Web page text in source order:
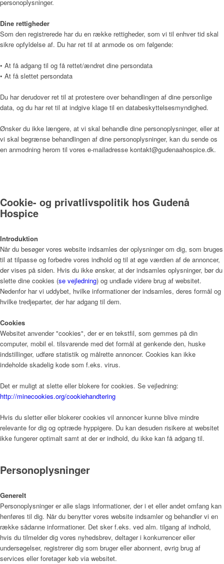
Sådan bliver man henvist
Praktisk information
Frivillig
De frivillige gør en forskel
Frivilligkoordinator
Vagtplan og booking
Pjece om Frivillighed på Gudenå Hospice (PDF)
Formål
Nyheder
Ledige stillinger
personoplysninger.
Dine rettigheder
Som den registrerede har du en række rettigheder, som vi til enhver tid skal
sikre opfyldelse af. Du har ret til at anmode os om følgende:
• At få adgang til og få rettet/ændret dine persondata
• At få slettet persondata
Du har derudover ret til at protestere over behandlingen af dine personlige
data, og du har ret til at indgive klage til en databeskyttelsesmyndighed.
Ønsker du ikke længere, at vi skal behandle dine personoplysninger, eller at
vi skal begrænse behandlingen af dine personoplysninger, kan du sende os
en anmodning herom til vores e-mailadresse kontakt@gudenaahospice.dk.
Cookie- og privatlivspolitik hos Gudenå
Hospice
Introduktion
Når du besøger vores website indsamles der oplysninger om dig, som bruges
til at tilpasse og forbedre vores indhold og til at øge værdien af de annoncer,
der vises på siden. Hvis du ikke ønsker, at der indsamles oplysninger, bør du
slette dine cookies (se vejledning) og undlade videre brug af websitet.
Nedenfor har vi uddybet, hvilke informationer der indsamles, deres formål og
hvilke tredjeparter, der har adgang til dem.
Cookies
Websitet anvender "cookies", der er en tekstfil, som gemmes på din
computer, mobil el. tilsvarende med det formål at genkende den, huske
indstillinger, udføre statistik og målrette annoncer. Cookies kan ikke
indeholde skadelig kode som f.eks. virus.
Det er muligt at slette eller blokere for cookies. Se vejledning:
http://minecookies.org/cookiehandtering
Hvis du sletter eller blokerer cookies vil annoncer kunne blive mindre
relevante for dig og optræde hyppigere. Du kan desuden risikere at websitet
ikke fungerer optimalt samt at der er indhold, du ikke kan få adgang til.
Personoplysninger
Generelt
Personoplysninger er alle slags informationer, der i et eller andet omfang kan
henføres til dig. Når du benytter vores website indsamler og behandler vi en
række sådanne informationer. Det sker f.eks. ved alm. tilgang af indhold,
hvis du tilmelder dig vores nyhedsbrev, deltager i konkurrencer eller
undersøgelser, registrerer dig som bruger eller abonnent, øvrig brug af
services eller foretager køb via websitet.